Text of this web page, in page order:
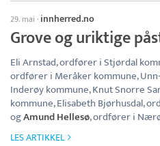
29. mai · innherred.no
Grove og uriktige
Eli Arnstad, ordfører i Stjørdal
ordfører i Meråker kommune,
Inderøy kommune, Knut Snorre
kommune, Elisabeth Bjørhusdal,
ogAmund Hellesø, ordfører i
LES ARTIKKEL